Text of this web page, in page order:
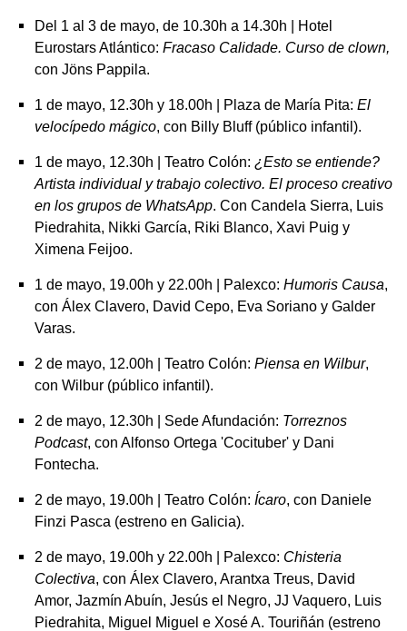
Del 1 al 3 de mayo, de 10.30h a 14.30h | Hotel
Eurostars Atlántico: Fracaso Calidade. Curso de clown,
con Jöns Pappila.
1 de mayo, 12.30h y 18.00h | Plaza de María Pita: El
velocípedo mágico, con Billy Bluff (público infantil).
1 de mayo, 12.30h | Teatro Colón: ¿Esto se entiende?
Artista individual y trabajo colectivo. El proceso creativo
en los grupos de WhatsApp. Con Candela Sierra, Luis
Piedrahita, Nikki García, Riki Blanco, Xavi Puig y
Ximena Feijoo.
1 de mayo, 19.00h y 22.00h | Palexco: Humoris Causa,
con Álex Clavero, David Cepo, Eva Soriano y Galder
Varas.
2 de mayo, 12.00h | Teatro Colón: Piensa en Wilbur,
con Wilbur (público infantil).
2 de mayo, 12.30h | Sede Afundación: Torreznos
Podcast, con Alfonso Ortega 'Cocituber' y Dani
Fontecha.
2 de mayo, 19.00h | Teatro Colón: Ícaro, con Daniele
Finzi Pasca (estreno en Galicia).
2 de mayo, 19.00h y 22.00h | Palexco: Chisteria
Colectiva, con Álex Clavero, Arantxa Treus, David
Amor, Jazmín Abuín, Jesús el Negro, JJ Vaquero, Luis
Piedrahita, Miguel Miguel e Xosé A. Touriñán (estreno